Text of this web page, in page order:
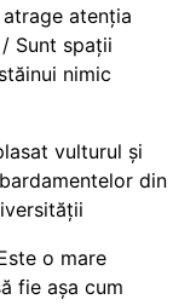
atenția
Sunt spații
nimic
vulturul și
din
o mare
fie așa cum